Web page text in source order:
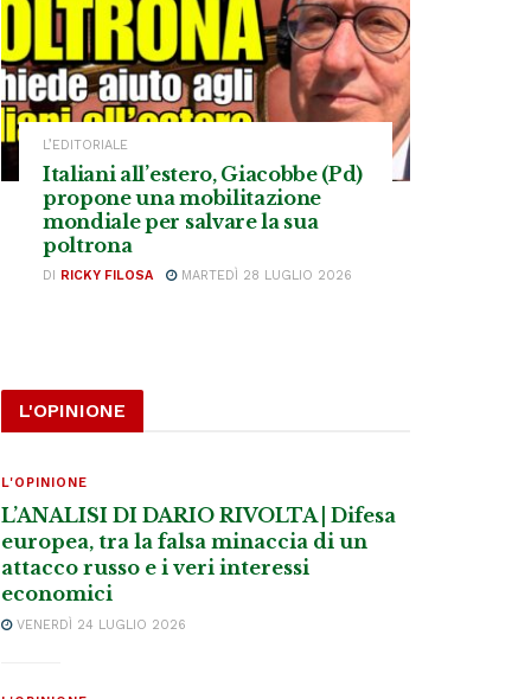
L’EDITORIALE
Italiani all’estero, Giacobbe (Pd)
propone una mobilitazione
mondiale per salvare la sua
poltrona
DI RICKY FILOSA MARTEDÌ 28 LUGLIO 2026
L'OPINIONE
L'OPINIONE
L’ANALISI DI DARIO RIVOLTA | Difesa
europea, tra la falsa minaccia di un
attacco russo e i veri interessi
economici
VENERDÌ 24 LUGLIO 2026